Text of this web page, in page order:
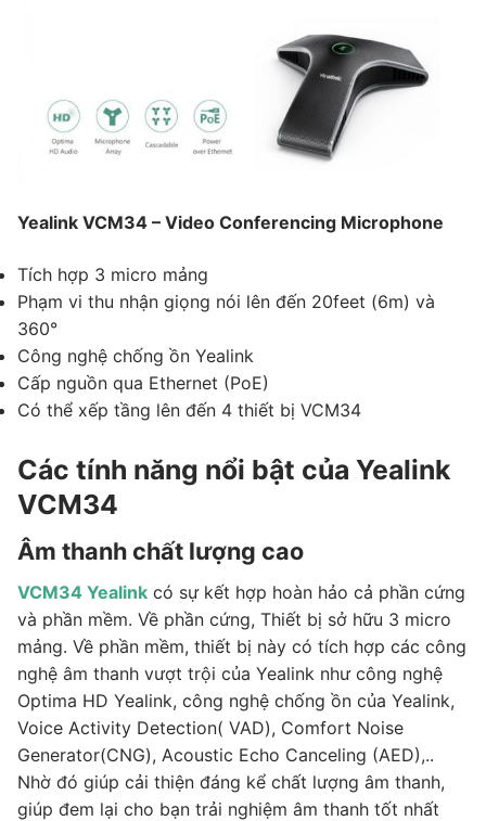
Yealink VCM34 – Video Conferencing Microphone
Tích hợp 3 micro mảng
Phạm vi thu nhận giọng nói lên đến 20feet (6m) và
360°
Công nghệ chống ồn Yealink
Cấp nguồn qua Ethernet (PoE)
Có thể xếp tầng lên đến 4 thiết bị VCM34
Các tính năng nổi bật của Yealink
VCM34
Âm thanh chất lượng cao
VCM34 Yealink có sự kết hợp hoàn hảo cả phần cứng
và phần mềm. Về phần cứng, Thiết bị sở hữu 3 micro
mảng. Về phần mềm, thiết bị này có tích hợp các công
nghệ âm thanh vượt trội của Yealink như công nghệ
Optima HD Yealink, công nghệ chống ồn của Yealink,
Voice Activity Detection( VAD), Comfort Noise
Generator(CNG), Acoustic Echo Canceling (AED),..
Nhờ đó giúp cải thiện đáng kể chất lượng âm thanh,
giúp đem lại cho bạn trải nghiệm âm thanh tốt nhất